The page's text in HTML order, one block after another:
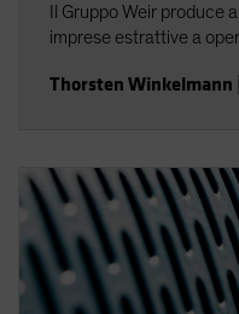
Il Gruppo Weir
imprese estrattive a
Thorsten Winkelmann